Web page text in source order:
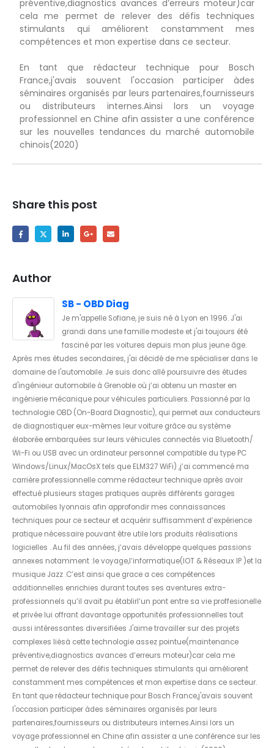
préventive,diagnostics avances d’erreurs moteur)car
cela me permet de relever des défis techniques
stimulants qui améliorent constamment mes
compétences et mon expertise dans ce secteur.
En tant que rédacteur technique pour Bosch
France,j'avais souvent l'occasion participer àdes
séminaires organisés par leurs partenaires,fournisseurs
ou distributeurs internes.Ainsi lors un voyage
professionnel en Chine afin assister a une conférence
sur les nouvelles tendances du marché automobile
chinois(2020)
Share this post
Author
SB - OBD Diag
Je m'appelle Sofiane, je suis né à Lyon en 1996. J'ai
grandi dans une famille modeste et j'ai toujours été
fasciné par les voitures depuis mon plus jeune âge.
Après mes études secondaires, j'ai décidé de me spécialiser dans le
domaine de l'automobile. Je suis donc allé poursuivre des études
d'ingénieur automobile à Grenoble où j’ai obtenu un master en
ingénierie mécanique pour véhicules particuliers. Passionné par la
technologie OBD (On-Board Diagnostic), qui permet aux conducteurs
de diagnostiquer eux-mêmes leur voiture grâce au système
élaborée embarquées sur leurs véhicules connectés via Bluetooth/
Wi-Fi ou USB avec un ordinateur personnel compatible du type PC
Windows/Linux/MacOsX tels que ELM327 WiFi) ,j’ai commencé ma
carrière professionnelle comme rédacteur technique après avoir
effectué plusieurs stages pratiques auprès différents garages
automobiles lyonnais afin approfondir mes connaissances
techniques pour ce secteur et acquérir suffisamment d’expérience
pratique nécessaire pouvant être utile lors produits réalisations
logicielles . Au fil des années, j’avais développe quelques passions
annexes notamment :le voyage,l’informatique(IOT & Réseaux IP )et la
musique Jazz .C’est ainsi que grace a ces compétences
additionnelles enrichies durant toutes ses aventures extra-
professionnels qu’il avait pu établirl’un pont entre sa vie proffesionelle
et privée lui offrant davantage opportunités professionnelles tout
aussi intéressantes diversifiées J'aime travailler sur des projets
complexes liësà cette technologie assez pointue(maintenance
préventive,diagnostics avances d’erreurs moteur)car cela me
permet de relever des défis techniques stimulants qui améliorent
constamment mes compétences et mon expertise dans ce secteur.
En tant que rédacteur technique pour Bosch France,j'avais souvent
l'occasion participer àdes séminaires organisés par leurs
partenaires,fournisseurs ou distributeurs internes.Ainsi lors un
voyage professionnel en Chine afin assister a une conférence sur les